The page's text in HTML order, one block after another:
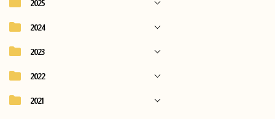
2025
2024
2023
2022
2021